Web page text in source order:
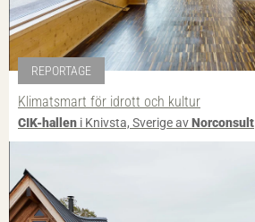
REPORTAGE
Klimatsmart för idrott och kultur
CIK-hallen i Knivsta, Sverige avNorconsult